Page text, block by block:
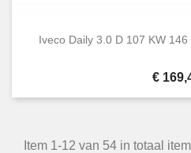
Iveco Daily 3.0 D 107 KW 146
Prijs
€
Item 1-12 van 54 in totaal